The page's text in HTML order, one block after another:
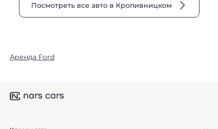
Посмотреть все авто в Кропивницком
Аренда Ford